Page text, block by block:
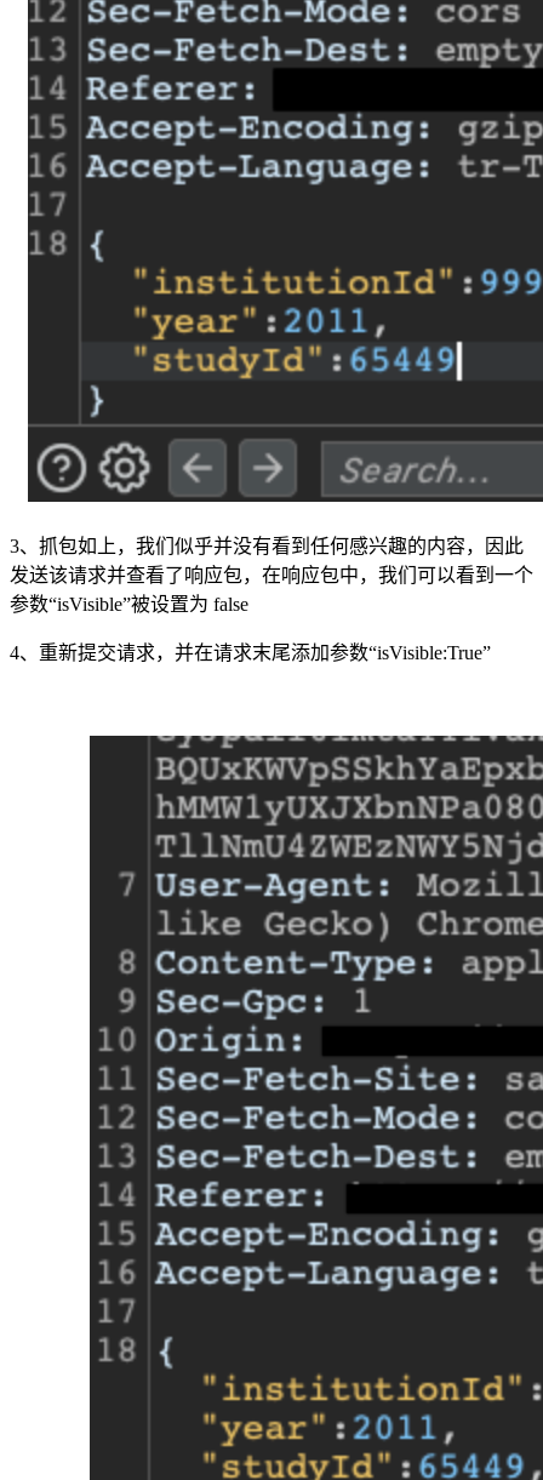
3、抓包如上，我们似乎并没有看到任何感兴趣的内容，因此
发送该请求并查看了响应包，在响应包中，我们可以看到一个
参数“isVisible”被设置为 false
4、重新提交请求，并在请求末尾添加参数“isVisible:True”